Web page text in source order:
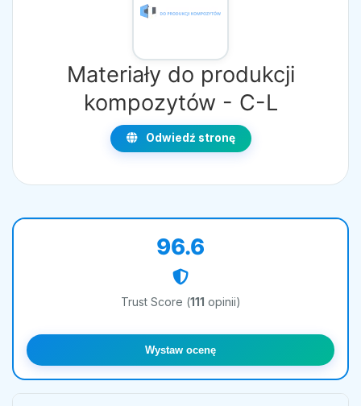
Materiały do produkcji
kompozytów - C-L
Odwiedź stronę
96.6
Trust Score (111 opinii)
Wystaw ocenę